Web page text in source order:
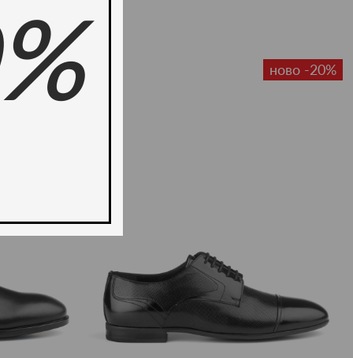
ново -20% ново -20%